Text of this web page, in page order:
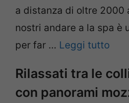
a distanza di oltre 2000
nostri andare a la spa è
per far … Leggi tutto
Rilassati tra le
con panorami